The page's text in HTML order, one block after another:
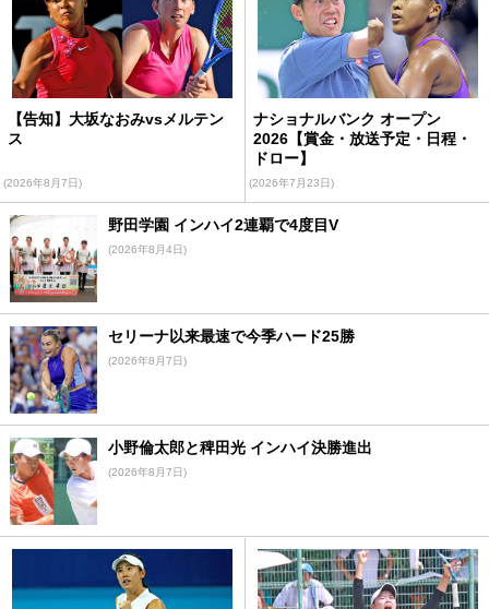
【告知】大坂なおみvsメルテン
ス
(2026年8月7日)
ナショナルバンク オープン
2026【賞金・放送予定・日程・
ドロー】
(2026年7月23日)
野田学園 インハイ2連覇で4度目V
(2026年8月4日)
セリーナ以来最速で今季ハード25勝
(2026年8月7日)
小野倫太郎と稗田光 インハイ決勝進出
(2026年8月7日)